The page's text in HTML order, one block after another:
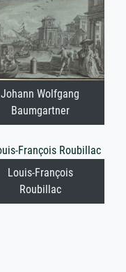
Johann Wolfgang
Baumgartner
Louis-François
Roubillac